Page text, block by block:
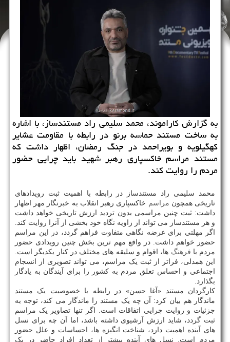
به گزارش کاراموند، محمد سلیمی راد مستندساز، با اشاره
به ساخت مستند حماسه برنو در رابطه با مقاومت عشایر
کهگیلویه و بویراحمد در جنگ رمضان، اظهار داشت که
مستند مراسم خاکسپاری رهبر شهید باید چرایی حضور
مردم را روایت کند.
محمد سلیمی راد مستندساز در رابطه با اهمیت ثبت رویدادهای
تاریخی همچون مراسم خاکسپاری رهبر انقلاب به خبرنگار مهر اظهار
داشت: ثبت چنین مراسمی بدون تردید ارزش تاریخی خواهد داشت
و هر مستندساز می تواند از زاویه نگاه خود بخشی از آنرا روایت کند.
اگر مهلتی برای عرضه نگاهی متفاوت فراهم گردد، در این مراسم
حضور خواهم داشت. در واقع مهم ترین بخش چنین رویدادی حضور
مردم با فرهنگ ها، اقوام و سلیقه های مختلف در کنار یکدیگر است.
این همدلی، فراتر از ثبت یک مراسم، می تواند تصویری از انسجام
اجتماعی و احساس تعلق مردم به کشور را برای آیندگان به یادگار
بگذارد.
کارگردان مستند «آغا حسن» در رابطه با خصوصیت یک مستند
ماندگار هم بیان کرد: آن چه یک مستند را ماندگار می کند، توجه به
جزئیات و روایت چرایی اتفاقات است. اگر تنها تصاویر یک مراسم
ثبت گردد، شاید ارزش آرشیوی داشته باشد، اما آن چه برای نسل
های آینده اهمیت دارد، شناخت انگیزه ها، احساسات و علل حضور
مردم است. نسل های آینده بیشتر از تعداد افراد حاضر در یک